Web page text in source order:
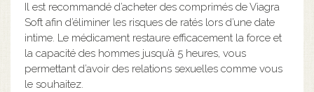
Il est recommandé d’acheter des comprimés de Viagra
Soft afin d’éliminer les risques de ratés lors d’une date
intime. Le médicament restaure efficacement la force et
la capacité des hommes jusqu’à 5 heures, vous
permettant d’avoir des relations sexuelles comme vous
le souhaitez.